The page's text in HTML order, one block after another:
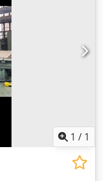
de 7 posiciones en
con 20
7 verticales en
en el eje X 2
de 120 mm
de 110 m3/h
técnicas sujetas
1 / 1